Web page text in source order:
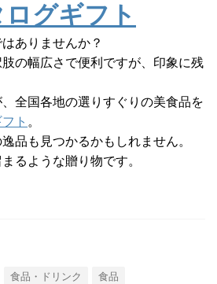
グギフト
ありませんか？
肢の幅広さで便利ですが、印象に残
全国各地の選りすぐりの美食品を
ト 。
品も見つかるかもしれません。
るような贈り物です。
食品・ドリンク 食品